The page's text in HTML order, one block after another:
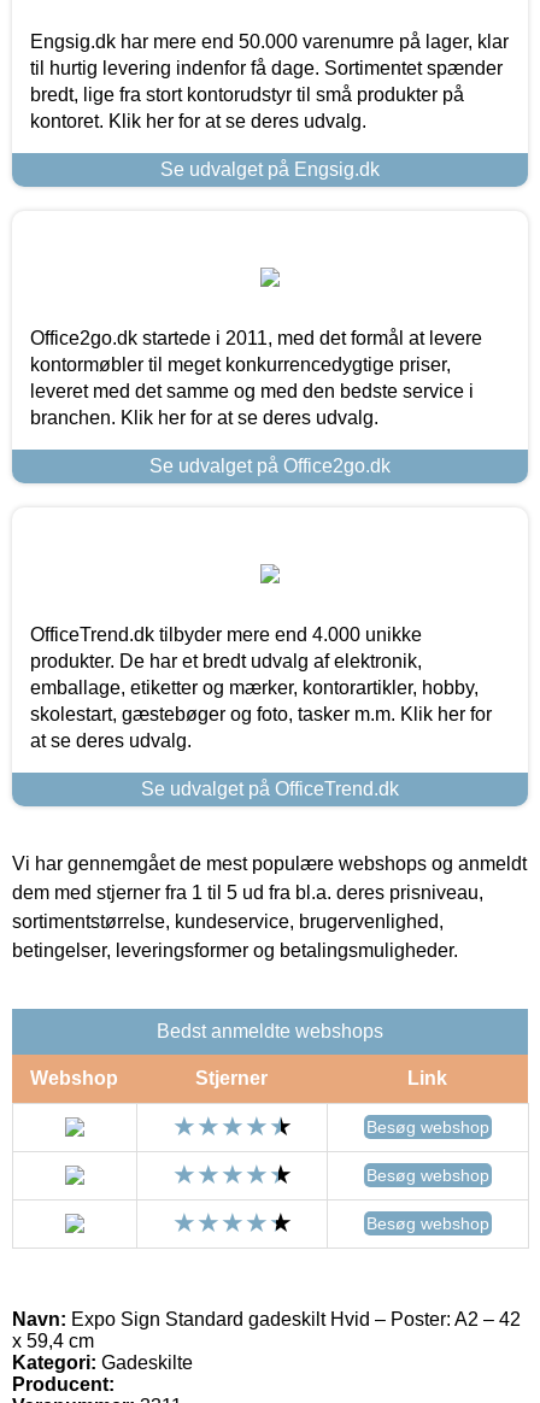
Engsig.dk har mere end 50.000 varenumre på lager, klar
til hurtig levering indenfor få dage. Sortimentet spænder
bredt, lige fra stort kontorudstyr til små produkter på
kontoret. Klik her for at se deres udvalg.
Se udvalget på Engsig.dk
Office2go.dk startede i 2011, med det formål at levere
kontormøbler til meget konkurrencedygtige priser,
leveret med det samme og med den bedste service i
branchen. Klik her for at se deres udvalg.
Se udvalget på Office2go.dk
OfficeTrend.dk tilbyder mere end 4.000 unikke
produkter. De har et bredt udvalg af elektronik,
emballage, etiketter og mærker, kontorartikler, hobby,
skolestart, gæstebøger og foto, tasker m.m. Klik her for
at se deres udvalg.
Se udvalget på OfficeTrend.dk
Vi har gennemgået de mest populære webshops og anmeldt
dem med stjerner fra 1 til 5 ud fra bl.a. deres prisniveau,
sortimentstørrelse, kundeservice, brugervenlighed,
betingelser, leveringsformer og betalingsmuligheder.
Bedst anmeldte webshops
Webshop Stjerner Link
Besøg webshop
Besøg webshop
Besøg webshop
Navn: Expo Sign Standard gadeskilt Hvid – Poster: A2 – 42
x 59,4 cm
Kategori: Gadeskilte
Producent: